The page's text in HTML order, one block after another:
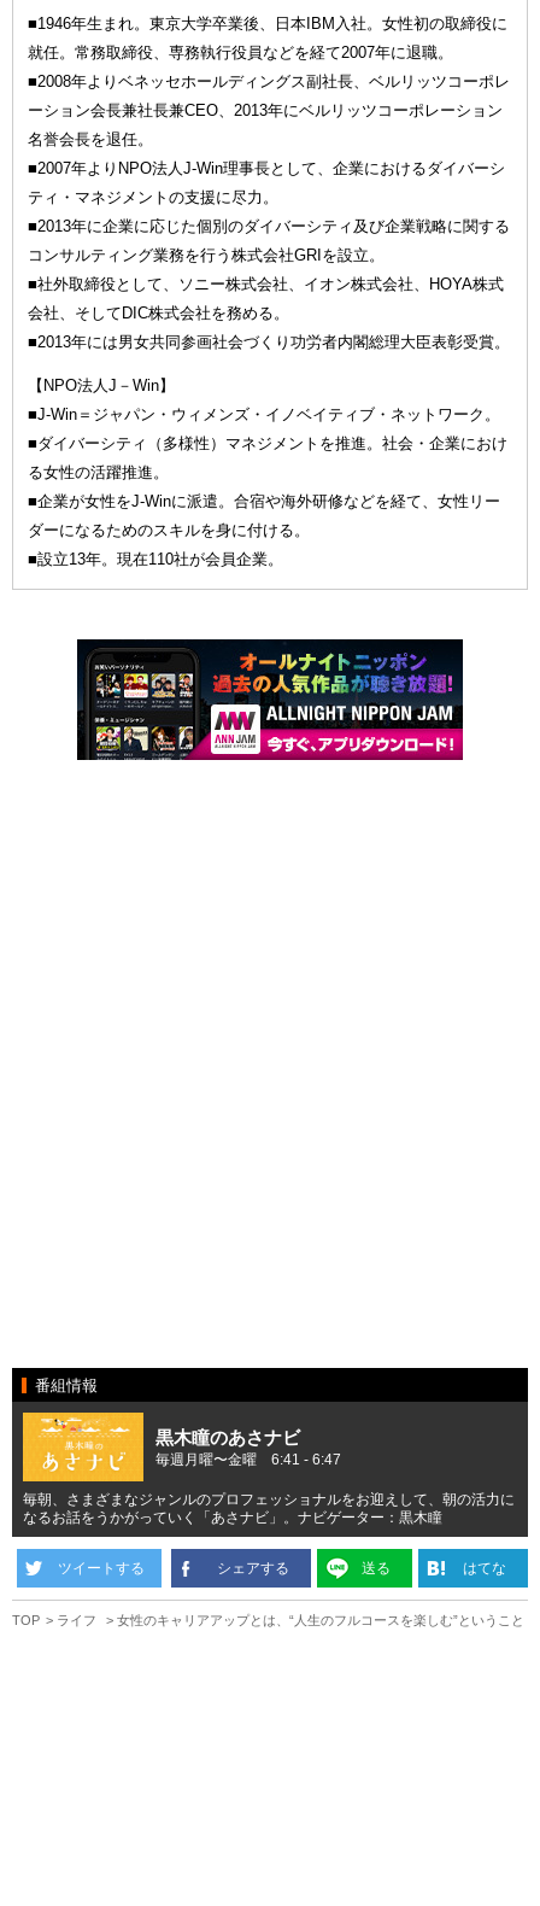
■1946年生まれ。東京大学卒業後、日本IBM入社。女性初の取締役に
就任。常務取締役、専務執行役員などを経て2007年に退職。
■2008年よりベネッセホールディングス副社長、ベルリッツコーポレ
ーション会長兼社長兼CEO、2013年にベルリッツコーポレーション
名誉会長を退任。
■2007年よりNPO法人J-Win理事長として、企業におけるダイバーシ
ティ・マネジメントの支援に尽力。
■2013年に企業に応じた個別のダイバーシティ及び企業戦略に関する
コンサルティング業務を行う株式会社GRIを設立。
■社外取締役として、ソニー株式会社、イオン株式会社、HOYA株式
会社、そしてDIC株式会社を務める。
■2013年には男女共同参画社会づくり功労者内閣総理大臣表彰受賞。
【NPO法人J－Win】
■J-Win＝ジャパン・ウィメンズ・イノベイティブ・ネットワーク。
■ダイバーシティ（多様性）マネジメントを推進。社会・企業におけ
る女性の活躍推進。
■企業が女性をJ-Winに派遣。合宿や海外研修などを経て、女性リー
ダーになるためのスキルを身に付ける。
■設立13年。現在110社が会員企業。
番組情報
黒木瞳のあさナビ
毎週月曜〜金曜 6:41 - 6:47
毎朝、さまざまなジャンルのプロフェッショナルをお迎えして、朝の活力に
なるお話をうかがっていく「あさナビ」。ナビゲーター：黒木瞳
ツイートする シェアする 送る はてな
TOP ライフ 女性のキャリアアップとは、“人生のフルコースを楽しむ”ということ